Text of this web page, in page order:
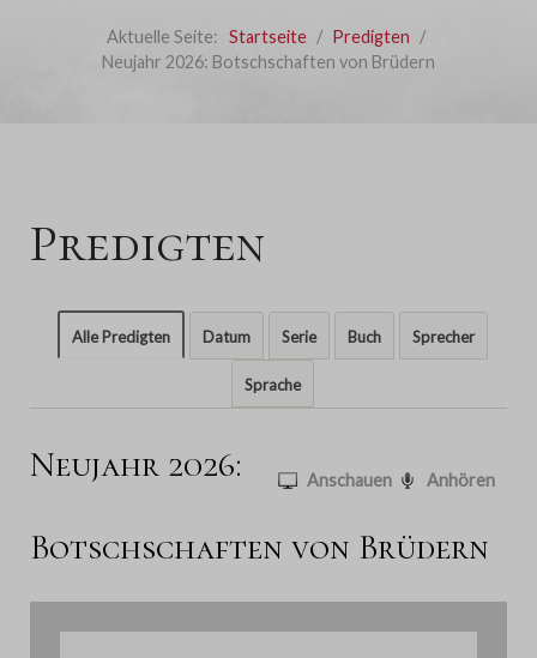
Aktuelle Seite: Startseite
Predigten
Neujahr 2026: Botschschaften von Brüdern
Predigten
Alle Predigten Datum Serie Buch Sprecher
Sprache
Anschauen Anhören
Neujahr 2026:
Botschschaften von Brüdern